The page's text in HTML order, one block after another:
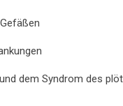
dem Syndrom des